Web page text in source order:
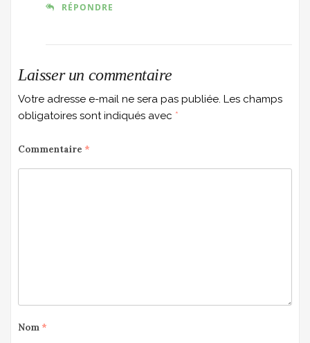
RÉPONDRE
Laisser un commentaire
Votre adresse e-mail ne sera pas publiée. Les champs
obligatoires sont indiqués avec *
Commentaire *
Nom *